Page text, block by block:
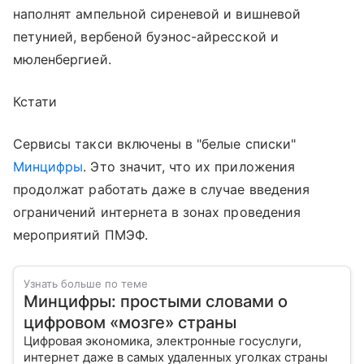
наполнят ампельной сиреневой и вишневой
петунией, вербеной буэнос-айресской и
мюленбергией.
Кстати
Сервисы такси включены в "белые списки"
Минцифры. Это значит, что их приложения
продолжат работать даже в случае введения
ограничений интернета в зонах проведения
мероприятий ПМЭФ.
Узнать больше по теме
Минцифры: простыми словами о
цифровом «мозге» страны
Цифровая экономика, электронные госуслуги,
интернет даже в самых удаленных уголках страны